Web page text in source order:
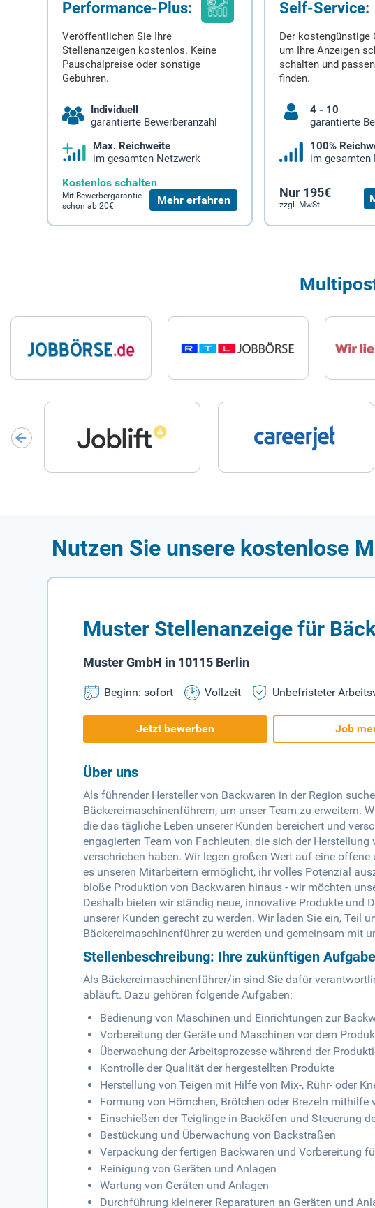
Performance-Plus:
Veröffentlichen Sie Ihre
Stellenanzeigen kostenlos. Keine
Pauschalpreise oder sonstige
Gebühren.
Individuell
garantierte Bewerberanzahl
Max. Reichweite
im gesamten Netzwerk
Kostenlos schalten
Mit Bewerbergarantie
schon ab 20€
Mehr erfahren
Self-Service:
Der kostengünstige
um Ihre Anzeigen
schalten und
finden.
4 - 10
garantierte
100%
im gesamten
Nur 195€
zzgl. MwSt.
Nutzen Sie unsere kostenlose
Muster Stellenanzeige für
Muster GmbH in 10115 Berlin
Beginn: sofort Vollzeit Unbefristeter
Jetzt bewerben Job
Über uns
Als führender Hersteller von Backwaren in der Region
Bäckereimaschinenführern, um unser Team zu erweitern.
die das tägliche Leben unserer Kunden bereichert und
engagierten Team von Fachleuten, die sich der
verschrieben haben. Wir legen großen Wert auf eine
es unseren Mitarbeitern ermöglicht, ihr volles Potenzial
bloße Produktion von Backwaren hinaus - wir möchten
Deshalb bieten wir ständig neue, innovative Produkte und
unserer Kunden gerecht zu werden. Wir laden Sie ein, Teil
Bäckereimaschinenführer zu werden und gemeinsam mit
Stellenbeschreibung: Ihre zukünftigen
Als Bäckereimaschinenführer/in sind Sie dafür
abläuft. Dazu gehören folgende Aufgaben:
Bedienung von Maschinen und Einrichtungen zur
Vorbereitung der Geräte und Maschinen vor dem
Überwachung der Arbeitsprozesse während der
Kontrolle der Qualität der hergestellten Produkte
Herstellung von Teigen mit Hilfe von Mix-, Rühr- oder
Formung von Hörnchen, Brötchen oder Brezeln
Einschießen der Teiglinge in Backöfen und Steuerung
Bestückung und Überwachung von Backstraßen
Verpackung der fertigen Backwaren und Vorbereitung
Reinigung von Geräten und Anlagen
Wartung von Geräten und Anlagen
Durchführung kleinerer Reparaturen an Geräten und